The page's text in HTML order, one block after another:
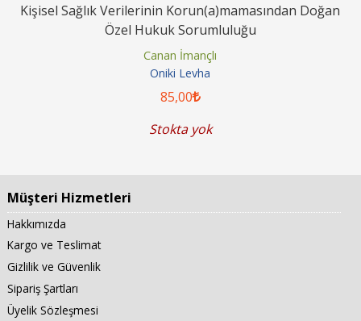
Kişisel Sağlık Verilerinin Korun(a)mamasından Doğan
Özel Hukuk Sorumluluğu
Canan İmançlı
Oniki Levha
85,00
Stokta yok
Müşteri Hizmetleri
Hakkımızda
Kargo ve Teslimat
Gizlilik ve Güvenlik
Sipariş Şartları
Üyelik Sözleşmesi